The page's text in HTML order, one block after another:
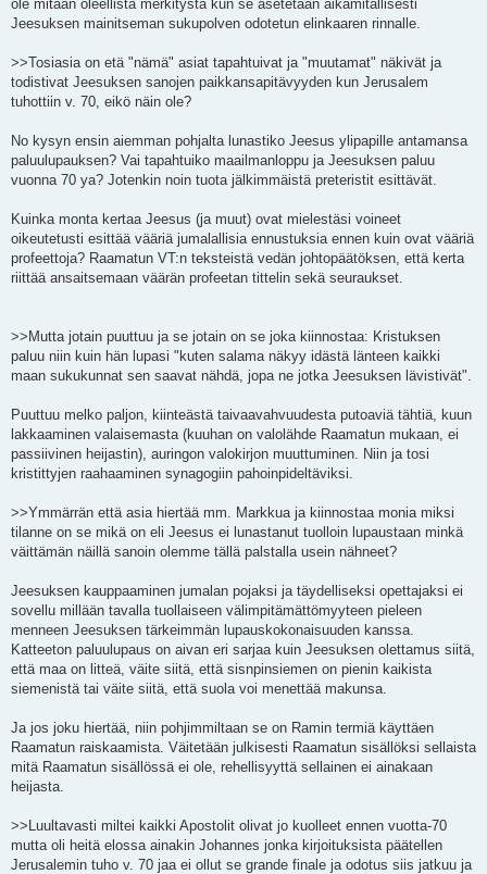
ole mitään oleellista merkitystä kun se asetetaan aikamitallisesti
Jeesuksen mainitseman sukupolven odotetun elinkaaren rinnalle.
>>Tosiasia on etä "nämä" asiat tapahtuivat ja "muutamat" näkivät ja
todistivat Jeesuksen sanojen paikkansapitävyyden kun Jerusalem
tuhottiin v. 70, eikö näin ole?
No kysyn ensin aiemman pohjalta lunastiko Jeesus ylipapille antamansa
paluulupauksen? Vai tapahtuiko maailmanloppu ja Jeesuksen paluu
vuonna 70 ya? Jotenkin noin tuota jälkimmäistä preteristit esittävät.
Kuinka monta kertaa Jeesus (ja muut) ovat mielestäsi voineet
oikeutetusti esittää vääriä jumalallisia ennustuksia ennen kuin ovat vääriä
profeettoja? Raamatun VT:n teksteistä vedän johtopäätöksen, että kerta
riittää ansaitsemaan väärän profeetan tittelin sekä seuraukset.
>>Mutta jotain puuttuu ja se jotain on se joka kiinnostaa: Kristuksen
paluu niin kuin hän lupasi "kuten salama näkyy idästä länteen kaikki
maan sukukunnat sen saavat nähdä, jopa ne jotka Jeesuksen lävistivät".
Puuttuu melko paljon, kiinteästä taivaavahvuudesta putoaviä tähtiä, kuun
lakkaaminen valaisemasta (kuuhan on valolähde Raamatun mukaan, ei
passiivinen heijastin), auringon valokirjon muuttuminen. Niin ja tosi
kristittyjen raahaaminen synagogiin pahoinpideltäviksi.
>>Ymmärrän että asia hiertää mm. Markkua ja kiinnostaa monia miksi
tilanne on se mikä on eli Jeesus ei lunastanut tuolloin lupaustaan minkä
väittämän näillä sanoin olemme tällä palstalla usein nähneet?
Jeesuksen kauppaaminen jumalan pojaksi ja täydelliseksi opettajaksi ei
sovellu millään tavalla tuollaiseen välimpitämättömyyteen pieleen
menneen Jeesuksen tärkeimmän lupauskokonaisuuden kanssa.
Katteeton paluulupaus on aivan eri sarjaa kuin Jeesuksen olettamus siitä,
että maa on litteä, väite siitä, että sisnpinsiemen on pienin kaikista
siemenistä tai väite siitä, että suola voi menettää makunsa.
Ja jos joku hiertää, niin pohjimmiltaan se on Ramin termiä käyttäen
Raamatun raiskaamista. Väitetään julkisesti Raamatun sisällöksi sellaista
mitä Raamatun sisällössä ei ole, rehellisyyttä sellainen ei ainakaan
heijasta.
>>Luultavasti miltei kaikki Apostolit olivat jo kuolleet ennen vuotta-70
mutta oli heitä elossa ainakin Johannes jonka kirjoituksista päätellen
Jerusalemin tuho v. 70 jaa ei ollut se grande finale ja odotus siis jatkuu ja